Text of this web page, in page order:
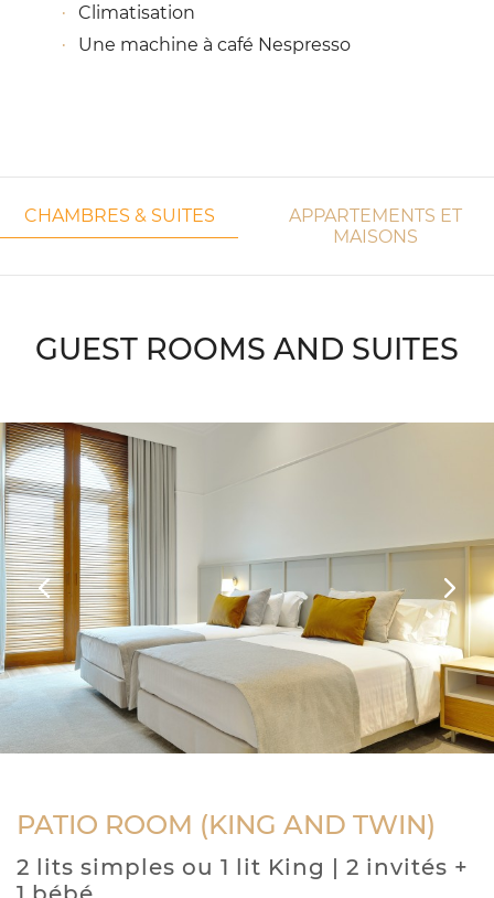
Climatisation
Une machine à café Nespresso
CHAMBRES & SUITES
APPARTEMENTS ET
MAISONS
GUEST ROOMS AND SUITES
Previous Next
PATIO ROOM (KING AND TWIN)
2 lits simples ou 1 lit King | 2 invités +